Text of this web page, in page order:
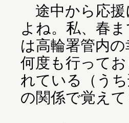
途中から応援
よね。私、春
は高輪署管内
何度も行って
れている（う
の関係で覚え